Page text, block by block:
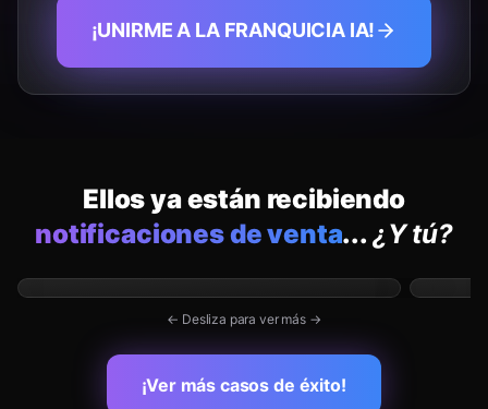
¡UNIRME A LA FRANQUICIA IA!
Ellos ya están recibiendo
notificaciones de venta... ¿Y tú?
← Desliza para ver más →
¡Ver más casos de éxito!